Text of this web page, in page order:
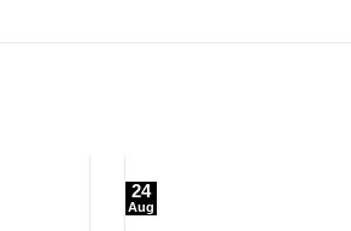
24
Aug